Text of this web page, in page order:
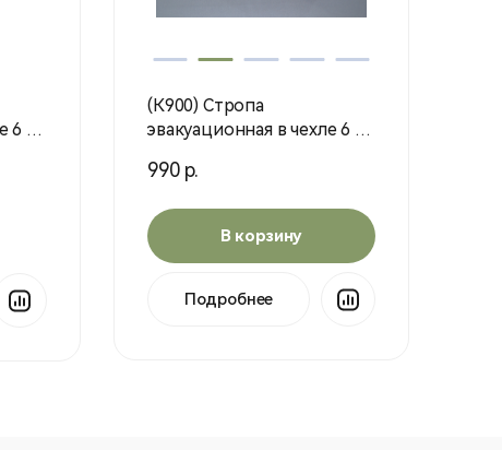
м
(К900) Стропа
эвакуационная в чехле 6 м
(Воентурснар)
990 р.
В корзину
Подробнее